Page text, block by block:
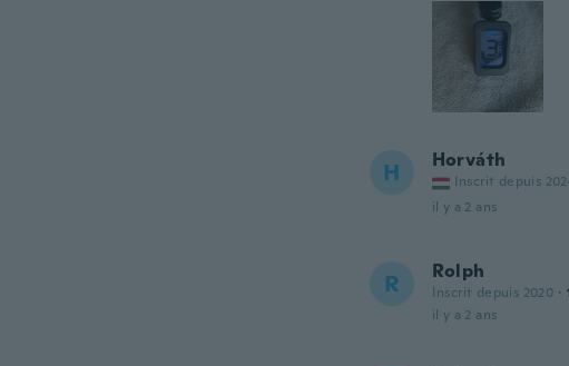
H Horváth
Inscrit depuis
il y a 2 ans
R Rolph
Inscrit depuis 2020 ·
il y a 2 ans